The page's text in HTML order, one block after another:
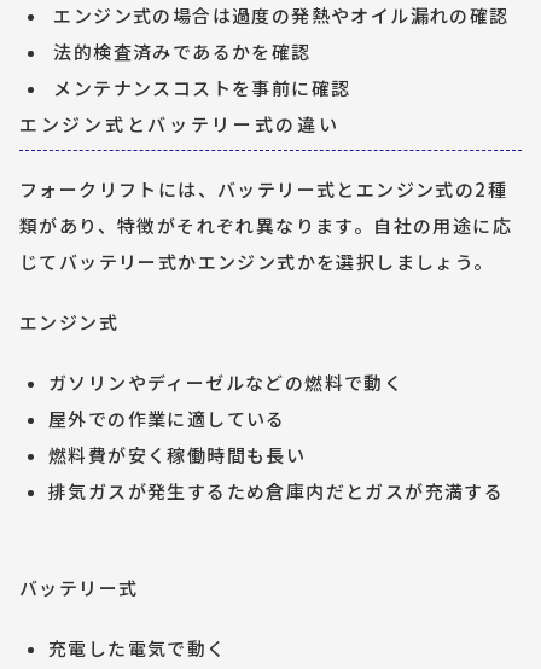
エンジン式の場合は過度の発熱やオイル漏れの確認
法的検査済みであるかを確認
メンテナンスコストを事前に確認
エンジン式とバッテリー式の違い
フォークリフトには、バッテリー式とエンジン式の2種
類があり、特徴がそれぞれ異なります。自社の用途に応
じてバッテリー式かエンジン式かを選択しましょう。
エンジン式
ガソリンやディーゼルなどの燃料で動く
屋外での作業に適している
燃料費が安く稼働時間も長い
排気ガスが発生するため倉庫内だとガスが充満する
バッテリー式
充電した電気で動く